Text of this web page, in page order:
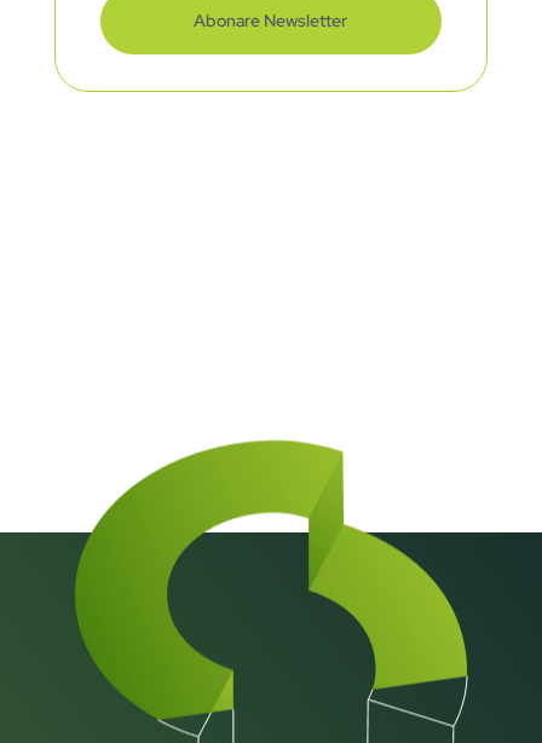
Abonare Newsletter